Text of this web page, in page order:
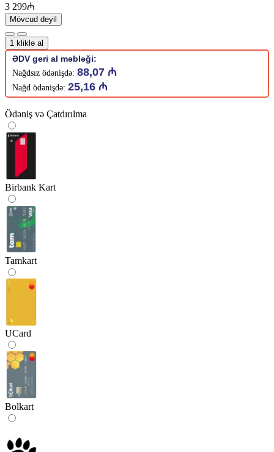
3 299₼
Mövcud deyil
1 kliklə al
ƏDV geri al məbləği:
Nağdsız ödənişdə: 88,07 ₼
Nağd ödənişdə: 25,16 ₼
Ödəniş və Çatdırılma
Birbank Kart
Tamkart
UCard
Bolkart